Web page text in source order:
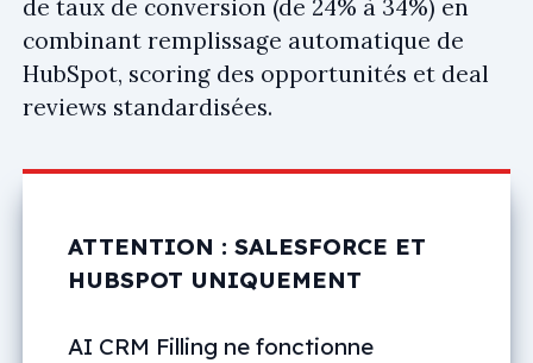
de taux de conversion (de 24% à 34%) en
combinant remplissage automatique de
HubSpot, scoring des opportunités et deal
reviews standardisées.
ATTENTION : SALESFORCE ET
HUBSPOT UNIQUEMENT
AI CRM Filling ne fonctionne